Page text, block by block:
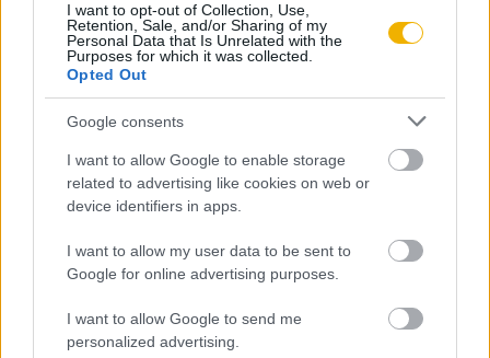
I want to opt-out of Collection, Use,
Retention, Sale, and/or Sharing of my
Personal Data that Is Unrelated with the
Purposes for which it was collected.
Opted Out
Google consents
I want to allow Google to enable storage
related to advertising like cookies on web or
device identifiers in apps.
I want to allow my user data to be sent to
Google for online advertising purposes.
I want to allow Google to send me
personalized advertising.
Porogi András
Porogi András
Minden idők legnagyobb sakkcsatája
A disznóba zárt herceg